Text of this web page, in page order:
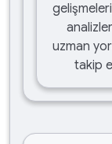
uzman
takip